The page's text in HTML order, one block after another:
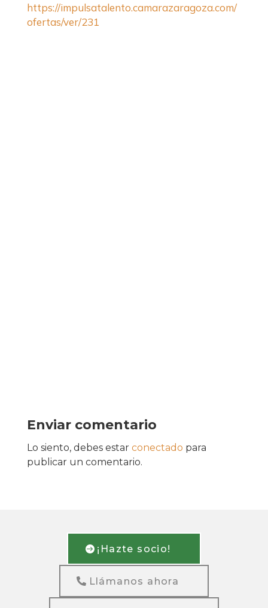
https://impulsatalento.camarazaragoza.com/
ofertas/ver/231
Enviar comentario
Lo siento, debes estar conectado para
publicar un comentario.
¡Hazte socio!
Llámanos ahora